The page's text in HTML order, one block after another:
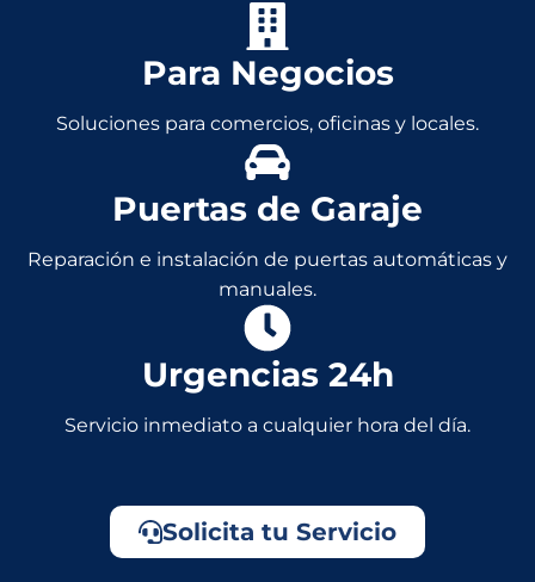
Para Negocios
Soluciones para comercios, oficinas y locales.
Puertas de Garaje
Reparación e instalación de puertas automáticas y
manuales.
Urgencias 24h
Servicio inmediato a cualquier hora del día.
Solicita tu Servicio